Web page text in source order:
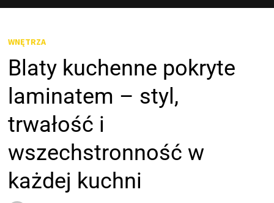
WNĘTRZA
Blaty kuchenne pokryte
laminatem – styl,
trwałość i
wszechstronność w
każdej kuchni